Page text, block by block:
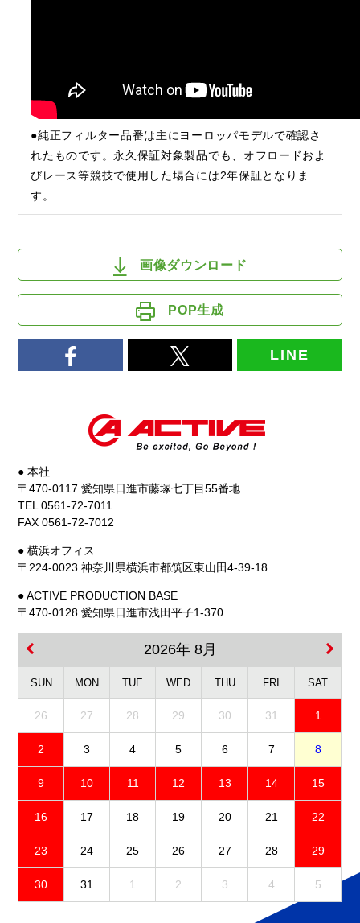
●純正フィルター品番は主にヨーロッパモデルで確認さ
れたものです。永久保証対象製品でも、オフロードおよ
びレース等競技で使用した場合には2年保証となりま
す。
画像ダウンロード
POP生成
LINE
● 本社
〒470-0117 愛知県日進市藤塚七丁目55番地
TEL 0561-72-7011
FAX 0561-72-7012
● 横浜オフィス
〒224-0023 神奈川県横浜市都筑区東山田4-39-18
● ACTIVE PRODUCTION BASE
〒470-0128 愛知県日進市浅田平子1-370
2026年 8月
SUN MON TUE WED THU FRI SAT
26 27 28 29 30 31 1
2 3 4 5 6 7 8
9 10 11 12 13 14 15
16 17 18 19 20 21 22
23 24 25 26 27 28 29
30 31 1 2 3 4 5